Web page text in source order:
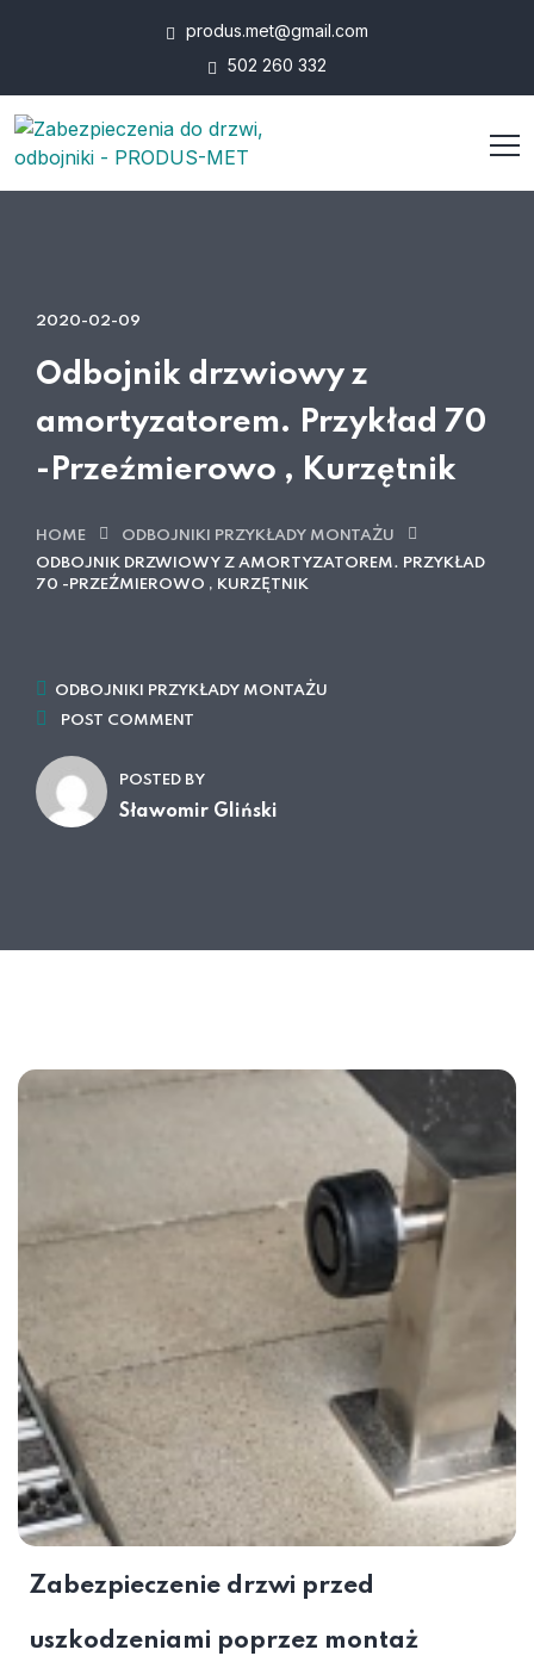
produs.met@gmail.com
502 260 332
2020-02-09
Odbojnik drzwiowy z
amortyzatorem. Przykład 70
-Przeźmierowo , Kurzętnik
HOME
ODBOJNIKI PRZYKŁADY MONTAŻU
ODBOJNIK DRZWIOWY Z AMORTYZATOREM. PRZYKŁAD
70 -PRZEŹMIEROWO , KURZĘTNIK
ODBOJNIKI PRZYKŁADY MONTAŻU
POST COMMENT
POSTED BY
Sławomir Gliński
Zabezpieczenie drzwi przed
uszkodzeniami poprzez montaż